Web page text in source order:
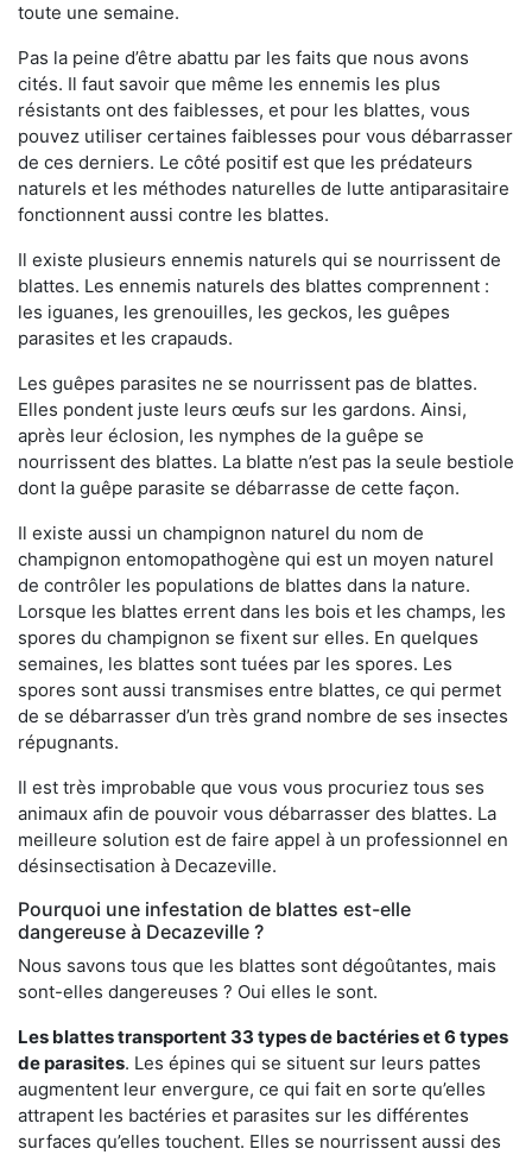
toute une semaine.
Pas la peine d’être abattu par les faits que nous avons
cités. Il faut savoir que même les ennemis les plus
résistants ont des faiblesses, et pour les blattes, vous
pouvez utiliser certaines faiblesses pour vous débarrasser
de ces derniers. Le côté positif est que les prédateurs
naturels et les méthodes naturelles de lutte antiparasitaire
fonctionnent aussi contre les blattes.
Il existe plusieurs ennemis naturels qui se nourrissent de
blattes. Les ennemis naturels des blattes comprennent :
les iguanes, les grenouilles, les geckos, les guêpes
parasites et les crapauds.
Les guêpes parasites ne se nourrissent pas de blattes.
Elles pondent juste leurs œufs sur les gardons. Ainsi,
après leur éclosion, les nymphes de la guêpe se
nourrissent des blattes. La blatte n’est pas la seule bestiole
dont la guêpe parasite se débarrasse de cette façon.
Il existe aussi un champignon naturel du nom de
champignon entomopathogène qui est un moyen naturel
de contrôler les populations de blattes dans la nature.
Lorsque les blattes errent dans les bois et les champs, les
spores du champignon se fixent sur elles. En quelques
semaines, les blattes sont tuées par les spores. Les
spores sont aussi transmises entre blattes, ce qui permet
de se débarrasser d’un très grand nombre de ses insectes
répugnants.
Il est très improbable que vous vous procuriez tous ses
animaux afin de pouvoir vous débarrasser des blattes. La
meilleure solution est de faire appel à un professionnel en
désinsectisation à Decazeville.
Pourquoi une infestation de blattes est-elle
dangereuse à Decazeville ?
Nous savons tous que les blattes sont dégoûtantes, mais
sont-elles dangereuses ? Oui elles le sont.
Les blattes transportent 33 types de bactéries et 6 types
de parasites. Les épines qui se situent sur leurs pattes
augmentent leur envergure, ce qui fait en sorte qu’elles
attrapent les bactéries et parasites sur les différentes
surfaces qu’elles touchent. Elles se nourrissent aussi des